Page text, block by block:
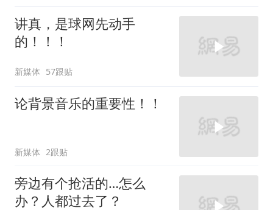
讲真，是球网先动手
的！！！
新媒体 57跟贴
论背景音乐的重要性！！
新媒体 2跟贴
旁边有个抢活的…怎么
办？人都过去了？